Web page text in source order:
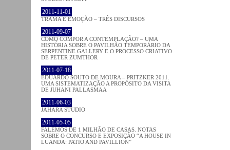
2011-11-01
TRAMA E EMOÇÃO – TRÊS DISCURSOS
2011-09-07
COMO COMPOR A CONTEMPLAÇÃO? – UMA
HISTÓRIA SOBRE O PAVILHÃO TEMPORÁRIO DA
SERPENTINE GALLERY E O PROCESSO CRIATIVO
DE PETER ZUMTHOR
2011-07-18
EDUARDO SOUTO DE MOURA – PRITZKER 2011.
UMA SISTEMATIZAÇÃO A PROPÓSITO DA VISITA
DE JUHANI PALLASMAA
2011-06-03
JAHARA STUDIO
2011-05-05
FALEMOS DE 1 MILHÃO DE CASAS. NOTAS
SOBRE O CONCURSO E EXPOSIÇÃO “A HOUSE IN
LUANDA: PATIO AND PAVILLION”